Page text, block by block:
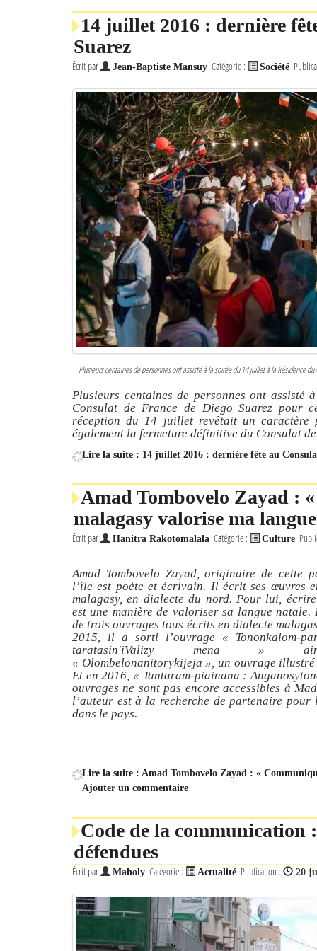
14 juillet 2016 : dernière
Suarez
Écrit par Jean-Baptiste Mansuy Catégorie : Société
Plusieurs centaines de personnes ont assisté à la soirée du 14 juillet à la Résidence
Plusieurs centaines de personnes ont
Consulat de France de Diego Suarez pour
réception du 14 juillet revêtait un
également la fermeture définitive du Consulat
Lire la suite : 14 juillet 2016 : dernière fête au
Amad Tombovelo Zayad :
malagasy valorise ma
Écrit par Hanitra Rakotomalala Catégorie : Culture
Amad Tombovelo Zayad, originaire de cette
l’île est poète et écrivain. Il écrit ses œuvres
malagasy, en dialecte du nord. Pour lui,
est une manière de valoriser sa langue natale.
de trois ouvrages tous écrits en dialecte
2015, il a sorti l’ouvrage « Tononkalom-
taratasin'iValizy mena »
« Olombelonanitorykijeja », un ouvrage
Et en 2016, « Tantaram-piainana :
ouvrages ne sont pas encore accessibles à
l’auteur est à la recherche de partenaire pour
dans le pays.
Lire la suite : Amad Tombovelo Zayad : «
Ajouter un commentaire
Code de la communication
défendues
Écrit par Maholy Catégorie : Actualité Publication : 20